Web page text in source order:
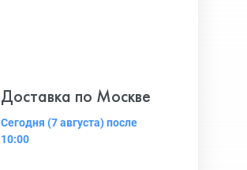
Доставка по Москве
Сегодня (7 августа) после
10:00